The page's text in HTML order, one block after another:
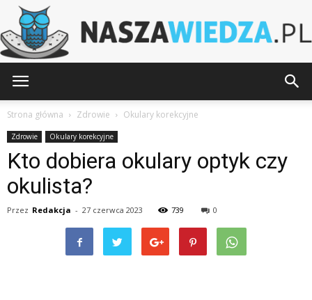
Strona główna Zdrowie Okulary korekcyjne
Zdrowie Okulary korekcyjne
Kto dobiera okulary optyk czy
okulista?
Przez Redakcja - 27 czerwca 2023 739 0